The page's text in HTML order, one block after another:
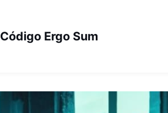
Código Ergo Sum